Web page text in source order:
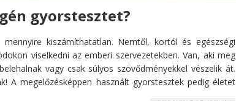
gyorstesztet?
kiszámíthatatlan. Nemtől, kortól és egészségi
viselkedni az emberi szervezetekben. Van, aki meg
vagy csak súlyos szövődményekkel vészelik át.
A megelőzésképpen használt gyorstesztek pedig életet